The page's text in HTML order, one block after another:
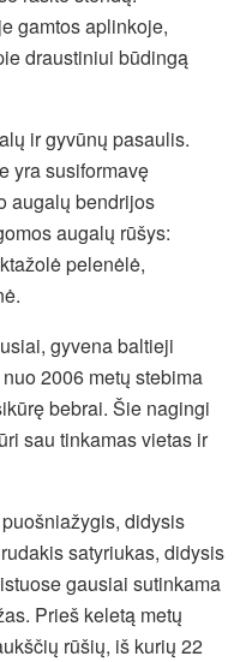
gamtos aplinkoje,
draustiniui būdingą
ir gyvūnų pasaulis.
yra susiformavę
augalų bendrijos
augalų rūšys:
pelenėlė,
gyvena baltieji
2006 metų stebima
bebrai. Šie nagingi
sau tinkamas vietas ir
didysis
satyriukas, didysis
gausiai sutinkama
Prieš keletą metų
rūšių, iš kurių 22